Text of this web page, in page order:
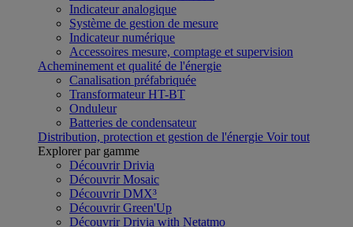
Indicateur analogique
Système de gestion de mesure
Indicateur numérique
Accessoires mesure, comptage et supervision
Acheminement et qualité de l'énergie
Canalisation préfabriquée
Transformateur HT-BT
Onduleur
Batteries de condensateur
Distribution, protection et gestion de l'énergie Voir tout
Explorer par gamme
Découvrir Drivia
Découvrir Mosaic
Découvrir DMX³
Découvrir Green'Up
Découvrir Drivia with Netatmo